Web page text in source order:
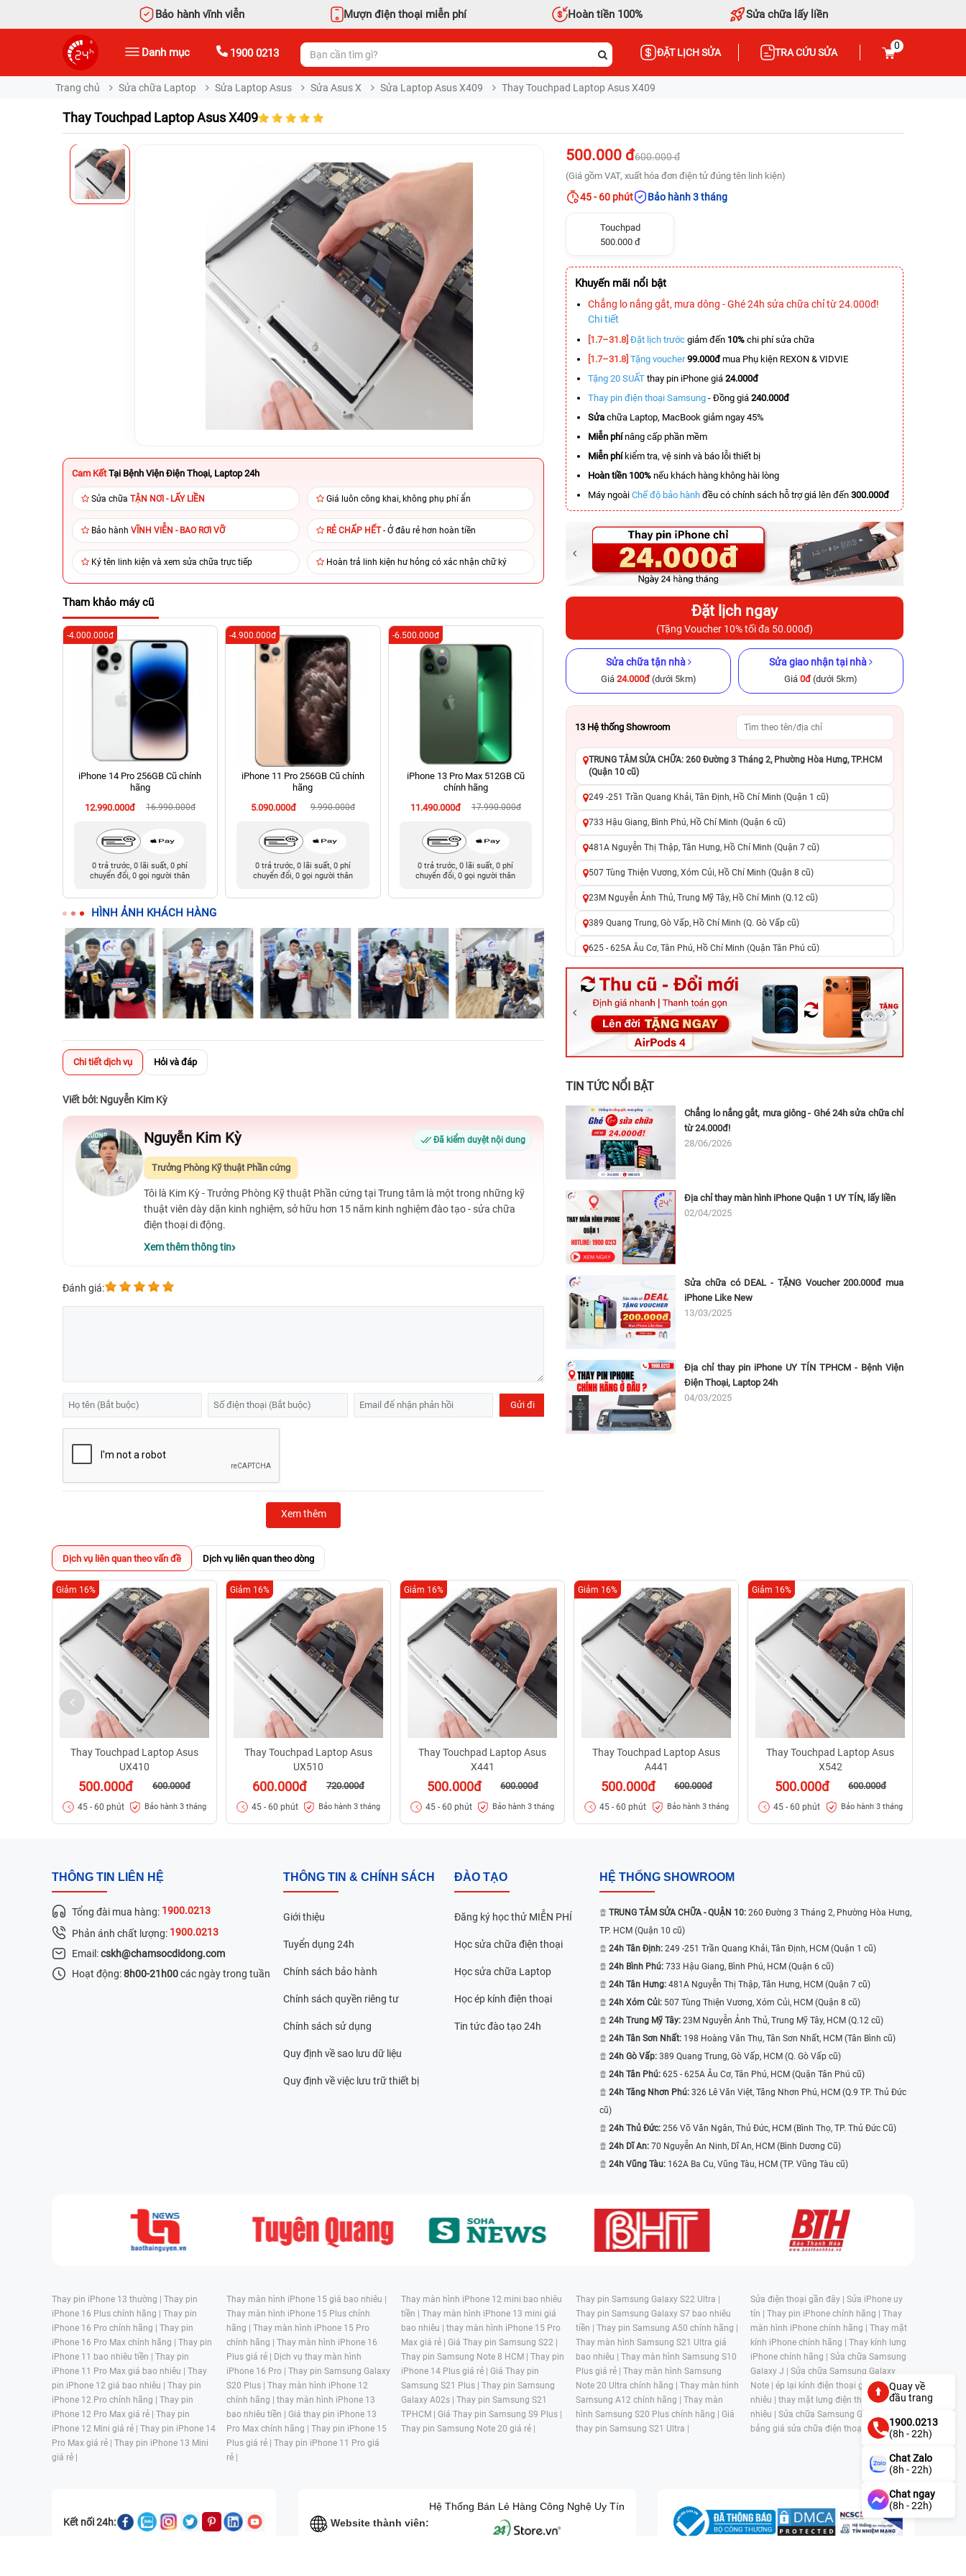
Bảo hành vĩnh viễn Mượn điện thoại miễn phí Hoàn tiền 100% Sửa chữa lấy liền
Danh mục 1900 0213 ĐẶT LỊCH SỬA TRA CỨU SỬA
0
Trang chủ Sửa chữa Laptop Sửa Laptop Asus Sửa Asus X Sửa Laptop Asus X409 Thay Touchpad Laptop Asus X409
Thay Touchpad Laptop Asus X409
Cam Kết Tại Bệnh Viện Điện Thoại, Laptop 24h
Sửa chữa TẬN NƠI - LẤY LIỀN Giá luôn công khai, không phụ phí ẩn
Bảo hành VĨNH VIỄN - BAO RƠI VỠ RẺ CHẤP HẾT- Ở đâu rẻ hơn hoàn tiền
Ký tên linh kiện và xem sửa chữa trực tiếp Hoàn trả linh kiện hư hỏng có xác nhận chữ ký
Tham khảo máy cũ
iPhone 14 Pro 256GB Cũ chính
hãng
12.990.000đ
16.990.000đ
-4.000.000đ
0 trả trước, 0 lãi suất, 0 phí
chuyển đổi, 0 gọi người thân
iPhone 11 Pro 256GB Cũ chính
hãng
5.090.000đ
9.990.000đ
-4.900.000đ
0 trả trước, 0 lãi suất, 0 phí
chuyển đổi, 0 gọi người thân
iPhone 13 Pro Max 512GB Cũ
chính hãng
11.490.000đ
17.990.000đ
-6.500.000đ
0 trả trước, 0 lãi suất, 0 phí
chuyển đổi, 0 gọi người thân
iPhone XS 64GB Cũ chính hãng
3.590.000đ 9.790.000đ
-6.200.000đ
chuyển đổi, 0 gọi người thân
chính hãng
9.490.000đ
14.990.000đ
-5.500.000đ
chuyển đổi, 0 gọi người thân
-4.100.000đ
HÌNH ẢNH KHÁCH HÀNG
Chi tiết dịch vụ Hỏi và đáp
Viết bởi: Nguyễn Kim Kỳ
Nguyễn Kim Kỳ Đã kiểm duyệt nội dung
Trưởng Phòng Kỹ thuật Phần cứng
Tôi là Kim Kỳ - Trưởng Phòng Kỹ thuật Phần cứng tại Trung tâm là một trong những kỹ
thuật viên dày dặn kinh nghiệm, sở hữu hơn 15 năm kinh nghiệm đào tạo - sửa chữa
điện thoại di động.
Xem thêm thông tin
Đánh giá:
Xem thêm
500.000 đ600.000 đ
(Giá gồm VAT, xuất hóa đơn điện tử đúng tên linh kiện)
45 - 60 phút Bảo hành 3 tháng
Touchpad
500.000 đ
Khuyến mãi nổi bật
Chẳng lo nắng gắt, mưa dông - Ghé 24h sửa chữa chỉ từ 24.000đ!
Chi tiết
[1.7–31.8] Đặt lịch trước giảm đến 10% chi phí sửa chữa
[1.7–31.8] Tặng voucher 99.000đmua Phụ kiện REXON & VIDVIE
Tặng 20 SUẤT thay pin iPhone giá 24.000đ
Thay pin điện thoại Samsung - Đồng giá 240.000đ
Sửa chữa Laptop, MacBook giảm ngay 45%
Miễn phínâng cấp phần mềm
Miễn phíkiểm tra, vệ sinh và báo lỗi thiết bị
Hoàn tiền 100% nếu khách hàng không hài lòng
Máy ngoài Chế độ bảo hành đều có chính sách hỗ trợ giá lên đến 300.000đ
Đặt lịch ngay
(Tặng Voucher 10% tối đa 50.000đ)
Sửa chữa tận nhà
Giá 24.000đ(dưới 5km)
Sửa giao nhận tại nhà
Giá 0đ(dưới 5km)
13 Hệ thống Showroom
TRUNG TÂM SỬA CHỮA: 260 Đường 3 Tháng 2, Phường Hòa Hưng, TP.HCM
(Quận 10 cũ)
249 -251 Trần Quang Khải, Tân Định, Hồ Chí Minh (Quận 1 cũ)
733 Hậu Giang, Bình Phú, Hồ Chí Minh (Quận 6 cũ)
481A Nguyễn Thị Thập, Tân Hưng, Hồ Chí Minh (Quận 7 cũ)
507 Tùng Thiện Vương, Xóm Củi, Hồ Chí Minh (Quận 8 cũ)
23M Nguyễn Ảnh Thủ, Trung Mỹ Tây, Hồ Chí Minh (Q.12 cũ)
389 Quang Trung, Gò Vấp, Hồ Chí Minh (Q. Gò Vấp cũ)
625 - 625A Âu Cơ, Tân Phú, Hồ Chí Minh (Quận Tân Phú cũ)
326 Lê Văn Việt, Tăng Nhơn Phú, Hồ Chí Minh (Q.9 TP. Thủ Đức cũ)
256 Võ Văn Ngân, Thủ Đức, Hồ Chí Minh (Bình Thọ, TP. Thủ Đức Cũ)
70 Nguyễn An Ninh, Dĩ An, Hồ Chí Minh (Bình Dương Cũ)
24h Vũng Tàu: 162A Ba Cu, Vũng Tàu, Hồ Chí Minh (TP. Vũng Tàu cũ)
TIN TỨC NỔI BẬT
Chẳng lo nắng gắt, mưa giông - Ghé 24h sửa chữa chỉ
từ 24.000đ!
28/06/2026
Địa chỉ thay màn hình iPhone Quận 1 UY TÍN, lấy liền
02/04/2025
Sửa chữa có DEAL - TẶNG Voucher 200.000đ mua
iPhone Like New
13/03/2025
Địa chỉ thay pin iPhone UY TÍN TPHCM - Bệnh Viện
Điện Thoại, Laptop 24h
04/03/2025
Dịch vụ liên quan theo vấn đề Dịch vụ liên quan theo dòng
Thay Touchpad Laptop Asus
UX410
500.000đ 600.000đ
Giảm 16%
45 - 60 phút Bảo hành 3 tháng
Thay Touchpad Laptop Asus
UX510
600.000đ 720.000đ
Giảm 16%
45 - 60 phút Bảo hành 3 tháng
Thay Touchpad Laptop Asus
X441
500.000đ 600.000đ
Giảm 16%
45 - 60 phút Bảo hành 3 tháng
Thay Touchpad Laptop Asus
A441
500.000đ 600.000đ
Giảm 16%
45 - 60 phút Bảo hành 3 tháng
Thay Touchpad Laptop Asus
X542
500.000đ 600.000đ
Giảm 16%
45 - 60 phút Bảo hành 3 tháng
THÔNG TIN LIÊN HỆ
Tổng đài mua hàng: 1900.0213
Phản ánh chất lượng: 1900.0213
Email:cskh@chamsocdidong.com
Hoạt động:8h00-21h00các ngày trong tuần
THÔNG TIN & CHÍNH SÁCH
Giới thiệu
Tuyển dụng 24h
Chính sách bảo hành
Chính sách quyền riêng tư
Chính sách sử dụng
Quy định về sao lưu dữ liệu
Quy định về việc lưu trữ thiết bị
ĐÀO TẠO
Đăng ký học thử MIỄN PHÍ
Học sửa chữa điện thoại
Học sửa chữa Laptop
Học ép kính điện thoại
Tin tức đào tạo 24h
HỆ THỐNG SHOWROOM
TRUNG TÂM SỬA CHỮA - QUẬN 10: 260 Đường 3 Tháng 2, Phường Hòa Hưng,
TP. HCM (Quận 10 cũ)
24h Tân Định: 249 -251 Trần Quang Khải, Tân Định, HCM (Quận 1 cũ)
24h Bình Phú: 733 Hậu Giang, Bình Phú, HCM (Quận 6 cũ)
24h Tân Hưng: 481A Nguyễn Thị Thập, Tân Hưng, HCM (Quận 7 cũ)
24h Xóm Củi: 507 Tùng Thiện Vương, Xóm Củi, HCM (Quận 8 cũ)
24h Trung Mỹ Tây: 23M Nguyễn Ảnh Thủ, Trung Mỹ Tây, HCM (Q.12 cũ)
24h Tân Sơn Nhất: 198 Hoàng Văn Thụ, Tân Sơn Nhất, HCM (Tân Bình cũ)
24h Gò Vấp: 389 Quang Trung, Gò Vấp, HCM (Q. Gò Vấp cũ)
24h Tân Phú: 625 - 625A Âu Cơ, Tân Phú, HCM (Quận Tân Phú cũ)
24h Tăng Nhơn Phú: 326 Lê Văn Việt, Tăng Nhơn Phú, HCM (Q.9 TP. Thủ Đức
cũ)
24h Thủ Đức: 256 Võ Văn Ngân, Thủ Đức, HCM (Bình Thọ, TP. Thủ Đức Cũ)
24h Dĩ An: 70 Nguyễn An Ninh, Dĩ An, HCM (Bình Dương Cũ)
24h Vũng Tàu: 162A Ba Cu, Vũng Tàu, HCM (TP. Vũng Tàu cũ)
Thay pin iPhone 13 thường | Thay pin
iPhone 16 Plus chính hãng | Thay pin
iPhone 16 Pro chính hãng | Thay pin
iPhone 16 Pro Max chính hãng | Thay pin
iPhone 11 bao nhiêu tiền | Thay pin
iPhone 11 Pro Max giá bao nhiêu | Thay
pin iPhone 12 giá bao nhiêu | Thay pin
iPhone 12 Pro chính hãng | Thay pin
iPhone 12 Pro Max giá rẻ | Thay pin
iPhone 12 Mini giá rẻ | Thay pin iPhone 14
Pro Max giá rẻ | Thay pin iPhone 13 Mini
giá rẻ |
Thay màn hình iPhone 15 giá bao nhiêu |
Thay màn hình iPhone 15 Plus chính
hãng | Thay màn hình iPhone 15 Pro
chính hãng | Thay màn hình iPhone 16
Plus giá rẻ | Dịch vụ thay màn hình
iPhone 16 Pro | Thay pin Samsung Galaxy
S20 Plus | Thay màn hình iPhone 12
chính hãng | thay màn hình iPhone 13
bao nhiêu tiền | Giá thay pin iPhone 13
Pro Max chính hãng | Thay pin iPhone 15
Plus giá rẻ | Thay pin iPhone 11 Pro giá
rẻ |
Thay màn hình iPhone 12 mini bao nhiêu
tiền | Thay màn hình iPhone 13 mini giá
bao nhiêu | thay màn hình iPhone 15 Pro
Max giá rẻ | Giá Thay pin Samsung S22 |
Thay pin Samsung Note 8 HCM | Thay pin
iPhone 14 Plus giá rẻ | Giá Thay pin
Samsung S21 Plus | Thay pin Samsung
Galaxy A02s | Thay pin Samsung S21
TPHCM | Giá Thay pin Samsung S9 Plus |
Thay pin Samsung Note 20 giá rẻ |
Thay pin Samsung Galaxy S22 Ultra |
Thay pin Samsung Galaxy S7 bao nhiêu
tiền | Thay pin Samsung A50 chính hãng |
Thay màn hình Samsung S21 Ultra giá
bao nhiêu | Thay màn hình Samsung S10
Plus giá rẻ | Thay màn hình Samsung
Note 20 Ultra chính hãng | Thay màn hình
Samsung A12 chính hãng | Thay màn
hình Samsung S20 Plus chính hãng | Giá
thay pin Samsung S21 Ultra |
Sửa điện thoại gần đây | Sửa iPhone uy
tín | Thay pin iPhone chính hãng | Thay
màn hình iPhone chính hãng | Thay mặt
kính iPhone chính hãng | Thay kính lưng
iPhone chính hãng | Sửa chữa Samsung
Galaxy J | Sửa chữa Samsung Galaxy
Note | ép lại kính điện thoại giá bao
nhiêu | thay mặt lưng điện thoại giá bao
nhiêu | Sửa chữa Samsung Galaxy S |
bảng giá sửa chữa điện thoại samsung |
Kết nối 24h: Website thành viên:
Hệ Thống Bán Lẻ Hàng Công Nghệ Uy Tín
Quay về
đầu trang
1900.0213
(8h - 22h)
Chat Zalo
(8h - 22h)
Chat ngay
(8h - 22h)